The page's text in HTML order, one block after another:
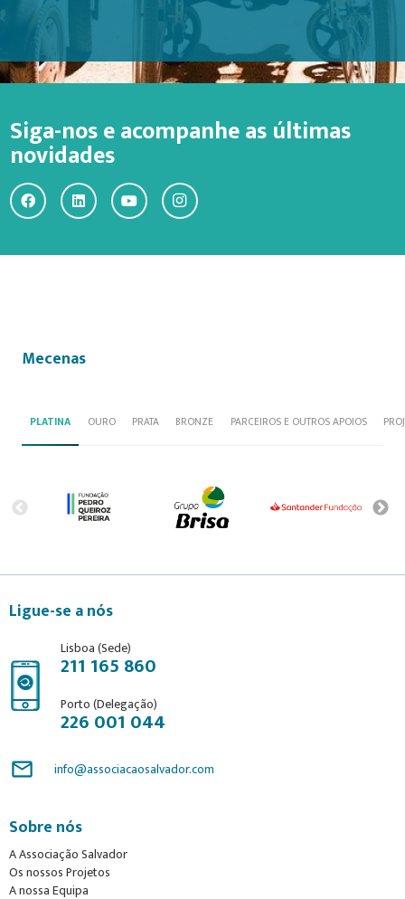
Siga-nos e acompanhe as últimas
novidades
Mecenas
PLATINA OURO PRATA BRONZE PARCEIROS E OUTROS APOIOS
Ligue-se a nós
Lisboa (Sede)
211 165 860
Porto (Delegação)
226 001 044
mail_outline info@associacaosalvador.com
Sobre nós
A Associação Salvador
Os nossos Projetos
A nossa Equipa